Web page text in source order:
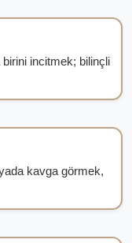
incitmek; bilinçli
kavga görmek,